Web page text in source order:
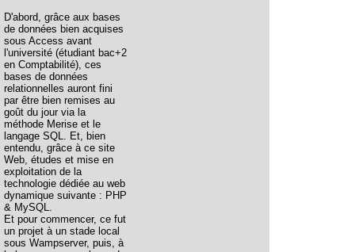
D'abord, grâce aux bases
de données bien acquises
sous Access avant
l'université (étudiant bac+2
en Comptabilité), ces
bases de données
relationnelles auront fini
par être bien remises au
goût du jour via la
méthode Merise et le
langage SQL. Et, bien
entendu, grâce à ce site
Web, études et mise en
exploitation de la
technologie dédiée au web
dynamique suivante : PHP
& MySQL.
Et pour commencer, ce fut
un projet à un stade local
sous Wampserver, puis, à